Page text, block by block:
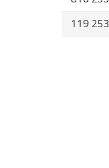
119 253